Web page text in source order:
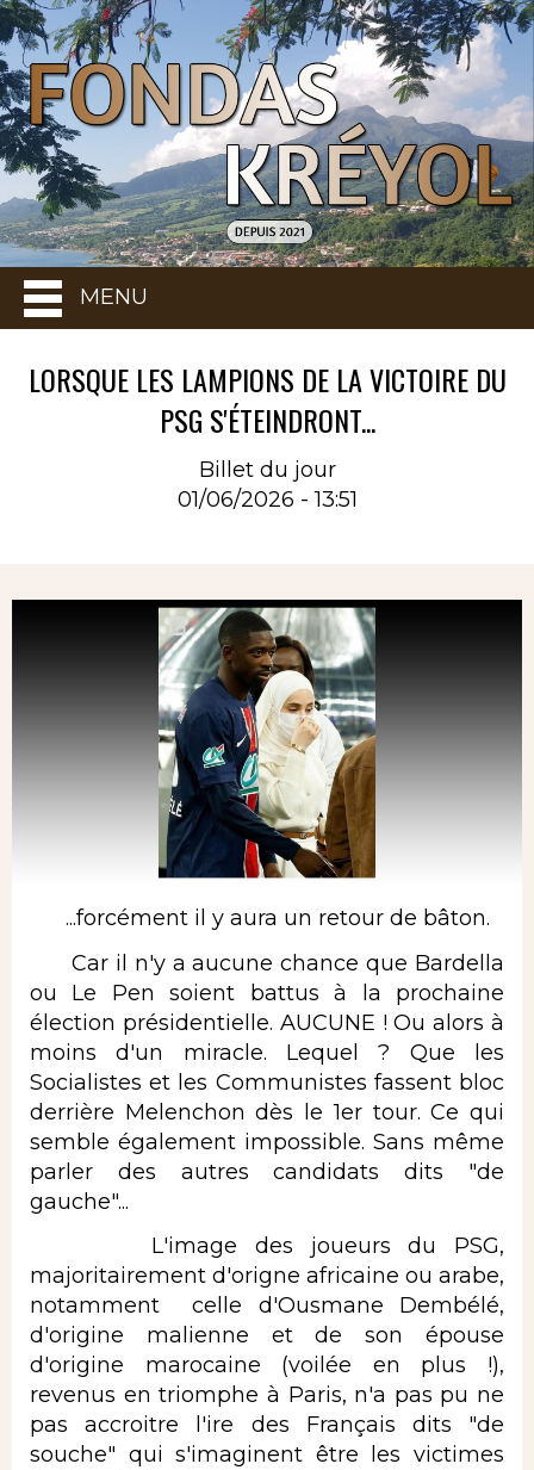
MENU
LORSQUE LES LAMPIONS DE LA VICTOIRE DU
PSG S'ÉTEINDRONT...
Billet du jour
01/06/2026 - 13:51
...forcément il y aura un retour de bâton.
Car il n'y a aucune chance que Bardella
ou Le Pen soient battus à la prochaine
élection présidentielle. AUCUNE ! Ou alors à
moins d'un miracle. Lequel ? Que les
Socialistes et les Communistes fassent bloc
derrière Melenchon dès le 1er tour. Ce qui
semble également impossible. Sans même
parler des autres candidats dits "de
gauche"...
L'image des joueurs du PSG,
majoritairement d'origne africaine ou arabe,
notamment celle d'Ousmane Dembélé,
d'origine malienne et de son épouse
d'origine marocaine (voilée en plus !),
revenus en triomphe à Paris, n'a pas pu ne
pas accroitre l'ire des Français dits "de
souche" qui s'imaginent être les victimes